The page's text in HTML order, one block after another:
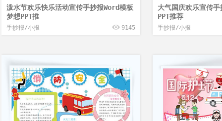
泼水节欢乐快乐活动宣传手抄报Word模板
梦想PPT推
手抄报/小报 9145
大气国庆欢乐宣传
PPT推荐
手抄报/小报